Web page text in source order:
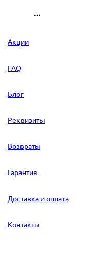
Акции
FAQ
Блог
Реквизиты
Возвраты
Гарантия
Доставка и оплата
Контакты